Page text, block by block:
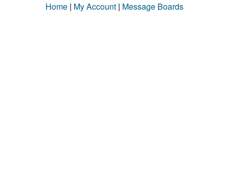
Home | My Account | Message Boards